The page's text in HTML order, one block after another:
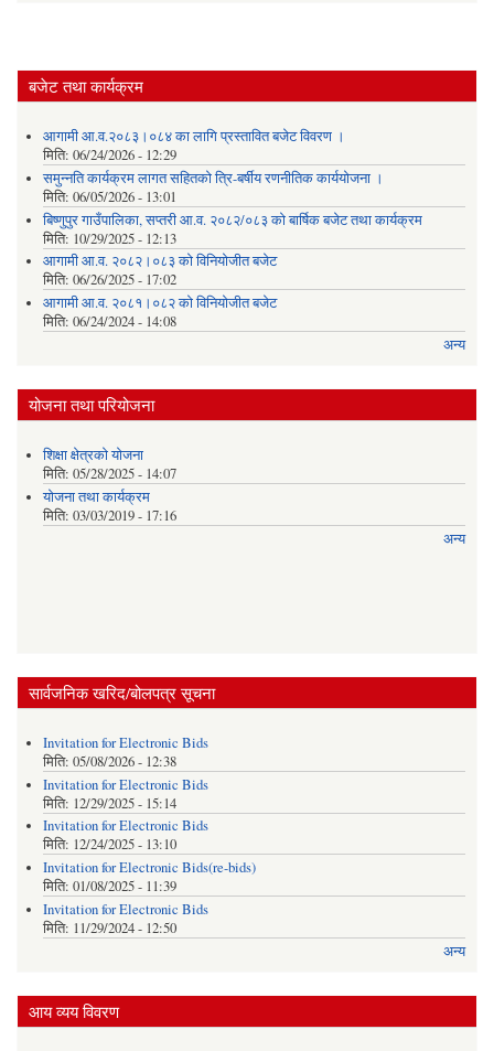
बजेट तथा कार्यक्रम
आगामी आ.व.२०८३।०८४ का लागि प्रस्तावित बजेट विवरण ।
मिति: 06/24/2026 - 12:29
समुन्नति कार्यक्रम लागत सहितको त्रि-बर्षीय रणनीतिक कार्ययोजना ।
मिति: 06/05/2026 - 13:01
बिष्णुपुर गाउँपालिका, सप्तरी आ.व. २०८२/०८३ को बार्षिक बजेट तथा कार्यक्रम
मिति: 10/29/2025 - 12:13
आगामी आ.व. २०८२।०८३ को विनियोजीत बजेट
मिति: 06/26/2025 - 17:02
आगामी आ.व. २०८१।०८२ को विनियोजीत बजेट
मिति: 06/24/2024 - 14:08
अन्य
योजना तथा परियोजना
शिक्षा क्षेत्रकाे याेजना
मिति: 05/28/2025 - 14:07
याेजना तथा कार्यक्रम
मिति: 03/03/2019 - 17:16
अन्य
सार्वजनिक खरिद/बोलपत्र सूचना
Invitation for Electronic Bids
मिति: 05/08/2026 - 12:38
Invitation for Electronic Bids
मिति: 12/29/2025 - 15:14
Invitation for Electronic Bids
मिति: 12/24/2025 - 13:10
Invitation for Electronic Bids(re-bids)
मिति: 01/08/2025 - 11:39
Invitation for Electronic Bids
मिति: 11/29/2024 - 12:50
अन्य
आय व्यय विवरण